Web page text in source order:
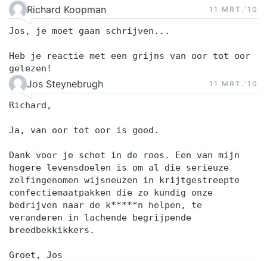
Richard Koopman 11 MRT.‘10
Jos, je moet gaan schrijven...
Heb je reactie met een grijns van oor tot oor
gelezen!
Jos Steynebrugh 11 MRT.‘10
Richard,
Ja, van oor tot oor is goed.
Dank voor je schot in de roos. Een van mijn
hogere levensdoelen is om al die serieuze
zelfingenomen wijsneuzen in krijtgestreepte
confectiemaatpakken die zo kundig onze
bedrijven naar de k*****n helpen, te
veranderen in lachende begrijpende
breedbekkikkers.
Groet, Jos